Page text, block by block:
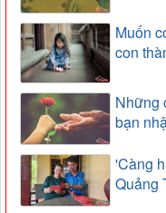
Muốn
con
Những
bạn
'Càng
Quảng